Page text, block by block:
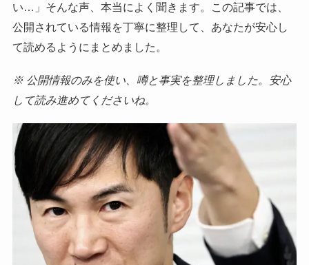
い…」そんな声、本当によく聞きます。この記事では、
公開されている情報を丁寧に整理して、あなたが安心し
て読めるようにまとめました。
※ 公開情報のみを使い、噂と事実を整理しました。安心
して読み進めてくださいね。